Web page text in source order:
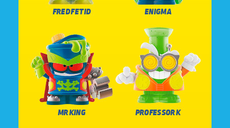
FRED FETID ENIGMA
MR KING PROFESSOR K